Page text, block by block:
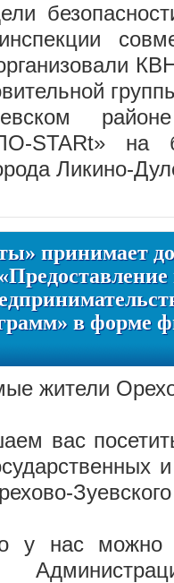
районе
STARt» на
Ликино-
принимает
в форме
жители
вас
у нас можно